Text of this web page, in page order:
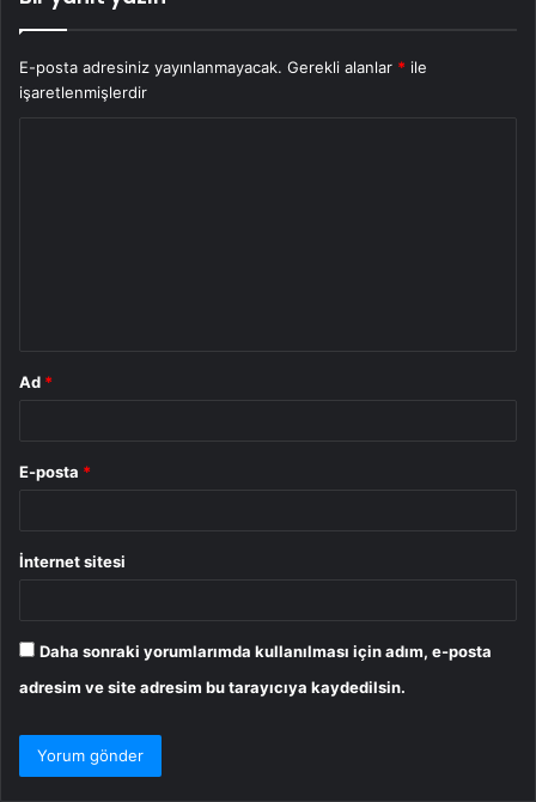
E-posta adresiniz yayınlanmayacak. Gerekli alanlar * ile
işaretlenmişlerdir
Ad *
E-posta *
İnternet sitesi
Daha sonraki yorumlarımda kullanılması için adım, e-posta
adresim ve site adresim bu tarayıcıya kaydedilsin.